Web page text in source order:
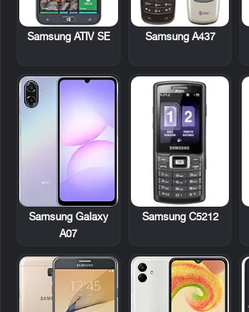
Samsung A437
Samsung ATIV SE
Samsung C5212
Samsung Galaxy
A07